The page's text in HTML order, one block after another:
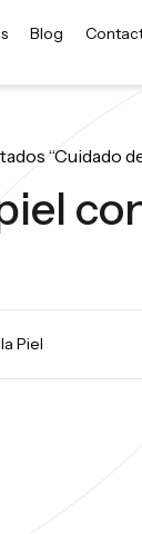
Blog
“Cuidado